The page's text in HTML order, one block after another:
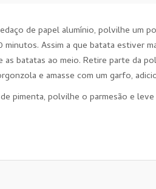
de papel alumínio, polvilhe um
Assim a que batata estiver
batatas ao meio. Retire parte da
e amasse com um garfo,
pimenta, polvilhe o parmesão e